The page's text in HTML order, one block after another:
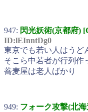
947: 閃光妖術(京都府)
ID:lEInntDg0
東京でも若い人はうど
そこら中若者が行列作
蕎麦屋は老人ばかり
949: フォーク攻撃(北海